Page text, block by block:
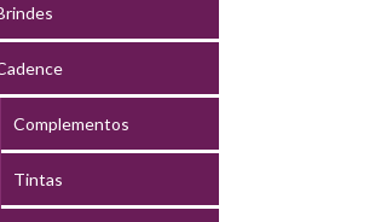
Complementos
Tintas